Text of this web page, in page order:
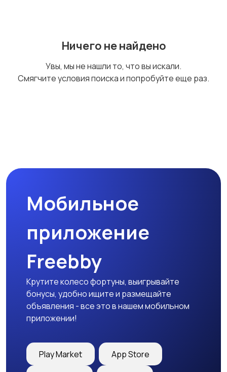
Ничего не найдено
Увы, мы не нашли то, что вы искали.
Смягчите условия поиска и попробуйте еще раз.
Мобильное
приложение
Freebby
Крутите колесо фортуны, выигрывайте
бонусы, удобно ищите и размещайте
объявления - все это в нашем мобильном
приложении!
Play Market App Store